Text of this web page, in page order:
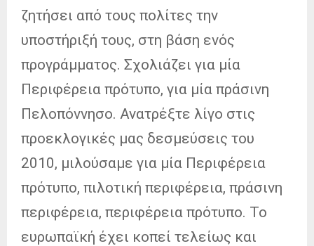
ζητήσει από τους πολίτες την
υποστήριξή τους, στη βάση ενός
προγράμματος. Σχολιάζει για μία
Περιφέρεια πρότυπο, για μία πράσινη
Πελοπόννησο. Ανατρέξτε λίγο στις
προεκλογικές μας δεσμεύσεις του
2010, μιλούσαμε για μία Περιφέρεια
πρότυπο, πιλοτική περιφέρεια, πράσινη
περιφέρεια, περιφέρεια πρότυπο. Το
ευρωπαϊκή έχει κοπεί τελείως και